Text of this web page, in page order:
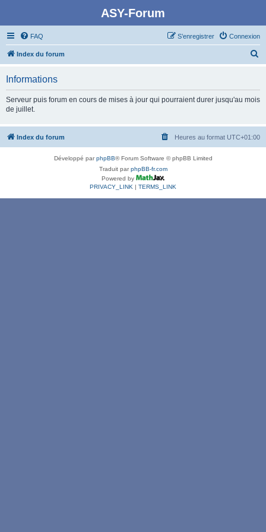
ASY-Forum
FAQ Connexion
S’enregistrer
Index du forum
c
Informations
Serveur puis forum en cours de mises à jour qui pourraient durer jusqu'au mois
de juillet.
Index du forum Heures au format UTC+01:00
Développé parphpBB® Forum Software © phpBB Limited
Traduit parphpBB-fr.com
Powered by
PRIVACY_LINK | TERMS_LINK